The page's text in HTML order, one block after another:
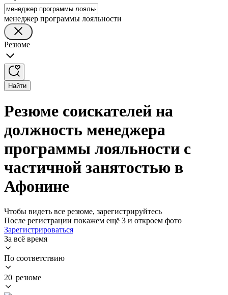
менеджер программы лояльности
Резюме
Найти
Резюме соискателей на
должность менеджера
программы лояльности с
частичной занятостью в
Афонине
Чтобы видеть все резюме, зарегистрируйтесь
После регистрации покажем ещё 3 и откроем фото
Зарегистрироваться
За всё время
По соответствию
20 резюме